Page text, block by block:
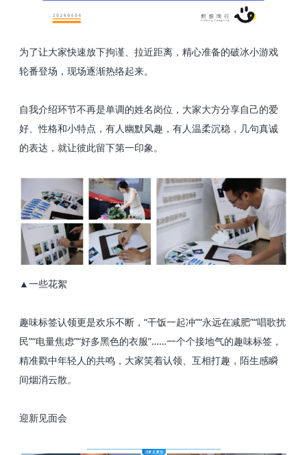
为了让大家快速放下拘谨、拉近距离，精心准备的破冰小游戏
轮番登场，现场逐渐热络起来。
自我介绍环节不再是单调的姓名岗位，大家大方分享自己的爱
好、性格和小特点，有人幽默风趣，有人温柔沉稳，几句真诚
的表达，就让彼此留下第一印象。
▲一些花絮
趣味标签认领更是欢乐不断，“干饭一起冲”“永远在减肥”“唱歌扰
民”“电量焦虑”“好多黑色的衣服”……一个个接地气的趣味标签，
精准戳中年轻人的共鸣，大家笑着认领、互相打趣，陌生感瞬
间烟消云散。
迎新见面会